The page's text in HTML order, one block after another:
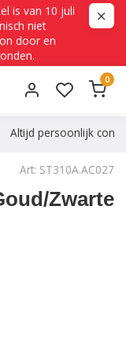
is van 10 juli
niet
door en
0
Altijd persoonlijk
Art: ST310A.AC027
Zwarte